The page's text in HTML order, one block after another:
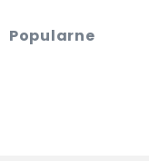
Popularne